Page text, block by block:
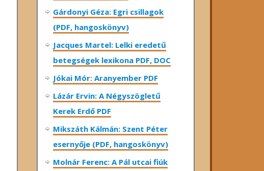
Gárdonyi Géza: Egri csillagok
(PDF, hangoskönyv)
Jacques Martel: Lelki eredetű
betegségek lexikona PDF, DOC
Jókai Mór: Aranyember PDF
Lázár Ervin: A Négyszögletű
Kerek Erdő PDF
Mikszáth Kálmán: Szent Péter
esernyője (PDF, hangoskönyv)
Molnár Ferenc: A Pál utcai fiúk